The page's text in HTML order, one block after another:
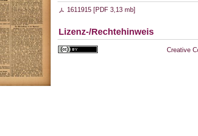
1611915 [PDF 3,13 mb]
Lizenz-/Rechtehinweis
Creative